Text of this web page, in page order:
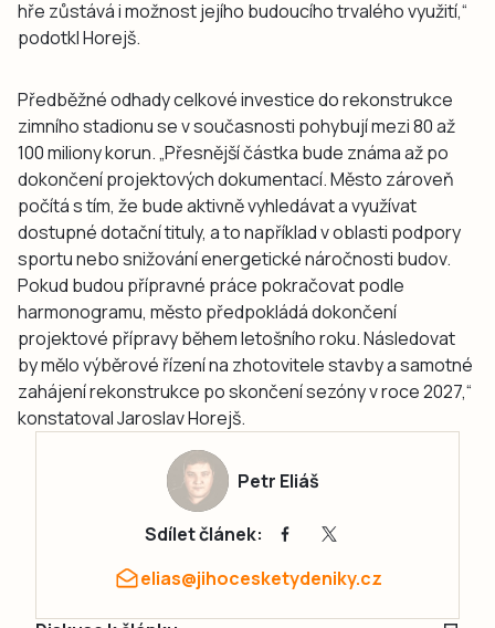
hře zůstává i možnost jejího budoucího trvalého využití,“
podotkl Horejš.
Předběžné odhady celkové investice do rekonstrukce
zimního stadionu se v současnosti pohybují mezi 80 až
100 miliony korun. „Přesnější částka bude známa až po
dokončení projektových dokumentací. Město zároveň
počítá s tím, že bude aktivně vyhledávat a využívat
dostupné dotační tituly, a to například v oblasti podpory
sportu nebo snižování energetické náročnosti budov.
Pokud budou přípravné práce pokračovat podle
harmonogramu, město předpokládá dokončení
projektové přípravy během letošního roku. Následovat
by mělo výběrové řízení na zhotovitele stavby a samotné
zahájení rekonstrukce po skončení sezóny v roce 2027,“
konstatoval Jaroslav Horejš.
Petr Eliáš
Sdílet článek:
elias@jihocesketydeniky.cz